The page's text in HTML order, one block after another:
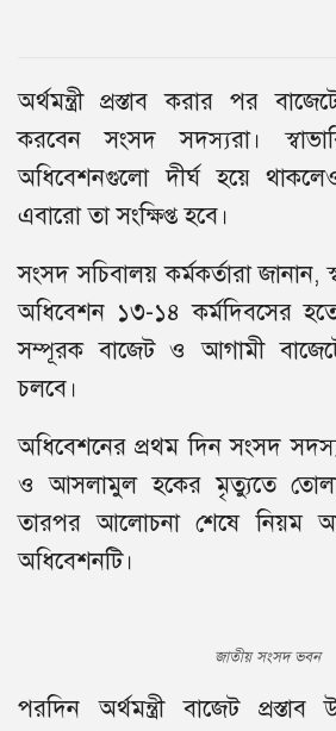
অর্থমন্ত্রী প্রস্তাব করার পর
করবেন সংসদ সদস্যরা।
অধিবেশনগুলো দীর্ঘ হয়ে
এবারো তা সংক্ষিপ্ত হবে।
সংসদ সচিবালয় কর্মকর্তারা জানান,
অধিবেশন ১৩-১৪ কর্মদিবসের
সম্পূরক বাজেট ও আগামী
চলবে।
অধিবেশনের প্রথম দিন সংসদ
ও আসলামুল হকের মৃত্যুতে তোলা
তারপর আলোচনা শেষে নিয়ম
অধিবেশনটি।
জাতীয় সংসদ ভবন
পরদিন অর্থমন্ত্রী বাজেট